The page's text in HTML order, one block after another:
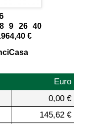
9 26 40
€
Euro
0,00 €
145,62 €